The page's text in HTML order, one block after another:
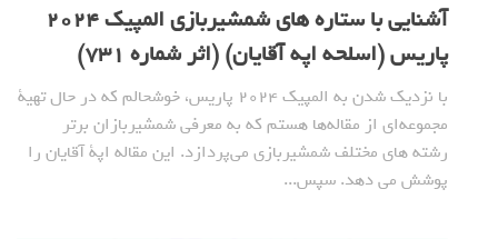
آشنایی با ستاره های شمشیربازی المپیک 2024
پاریس (اسلحه اپه آقایان) (اثر شماره 731)
با نزدیک شدن به المپیک 2024 پاریس، خوشحالم که در حال تهیة
مجموعه‌ای از مقاله‌ها هستم که به معرفی شمشیربازان برتر
رشته های مختلف شمشیربازی می‌پردازد. این مقاله اپة آقایان را
پوشش می دهد. سپس...